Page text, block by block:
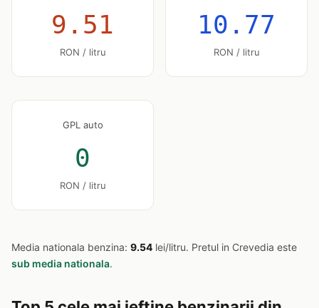
9.51
RON / litru
10.77
RON / litru
GPL auto
0
RON / litru
Media nationala benzina: 9.54 lei/litru. Pretul in Crevedia este
sub media nationala.